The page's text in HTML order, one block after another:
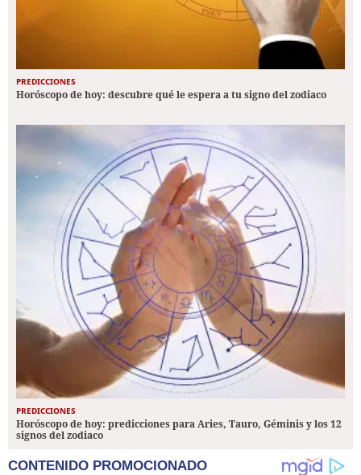
PREDICCIONES
Horóscopo de hoy: descubre qué le espera a tu signo del zodiaco
PREDICCIONES
Horóscopo de hoy: predicciones para Aries, Tauro, Géminis y los 12
signos del zodiaco
CONTENIDO PROMOCIONADO